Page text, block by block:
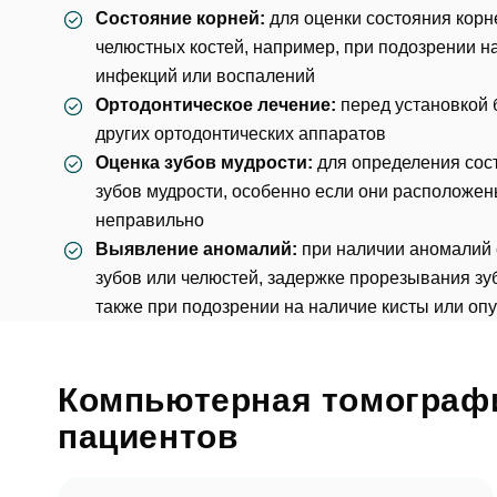
Состояние корней: для оценки состояния
челюстных костей, например, при подозрении
инфекций или воспалений
Ортодонтическое лечение: перед установкой
других ортодонтических аппаратов
Оценка зубов мудрости: для определения
зубов мудрости, особенно если они
неправильно
Выявление аномалий: при наличии аномалий
зубов или челюстей, задержке прорезывания
также при подозрении на наличие кисты или
Компьютерная
пациентов
Фото
Отзыв